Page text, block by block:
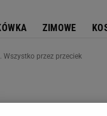
ZIMOWE
Wszystko przez przeciek